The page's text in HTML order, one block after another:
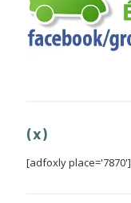
(x)
[adfoxly place='7870']